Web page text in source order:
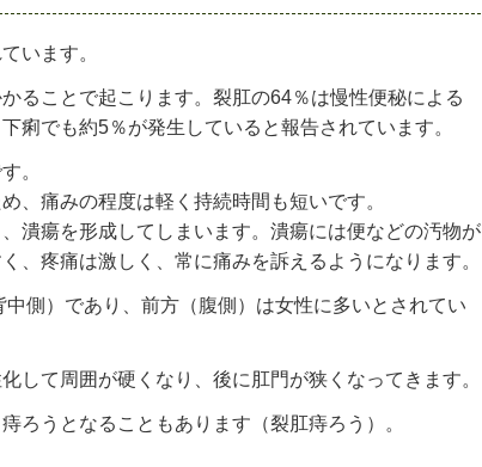
います。
ることで起こります。裂肛の64％は慢性便秘による
痢でも約5％が発生していると報告されています。
。
、痛みの程度は軽く持続時間も短いです。
潰瘍を形成してしまいます。潰瘍には便などの汚物が
、疼痛は激しく、常に痛みを訴えるようになります。
側）であり、前方（腹側）は女性に多いとされてい
して周囲が硬くなり、後に肛門が狭くなってきます。
ろうとなることもあります（裂肛痔ろう）。